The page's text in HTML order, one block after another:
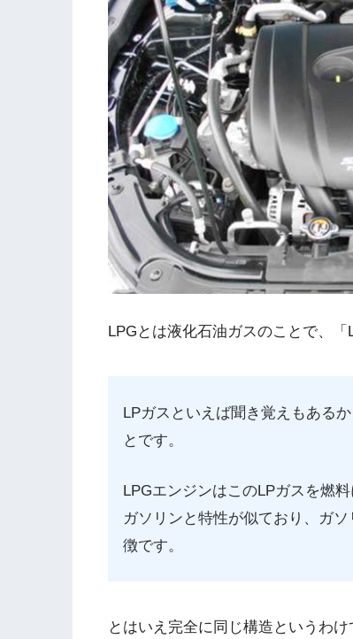
LPGとは液化石油ガスのことで、「
LPガスといえば聞き覚えもある
とです。
LPGエンジンはこのLPガスを燃
ガソリンと特性が似ており、ガ
徴です。
とはいえ完全に同じ構造というわ